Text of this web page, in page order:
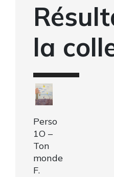
la
Perso
1O –
Ton
monde
F.